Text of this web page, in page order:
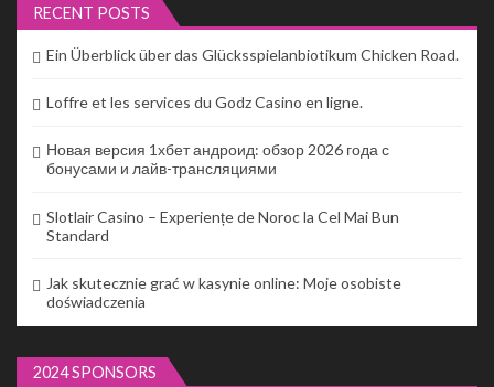
RECENT POSTS
Ein Überblick über das Glücksspielanbiotikum Chicken Road.
Loffre et les services du Godz Casino en ligne.
Новая версия 1хбет андроид: обзор 2026 года с
бонусами и лайв-трансляциями
Slotlair Casino – Experiențe de Noroc la Cel Mai Bun
Standard
Jak skutecznie grać w kasynie online: Moje osobiste
doświadczenia
2024 SPONSORS